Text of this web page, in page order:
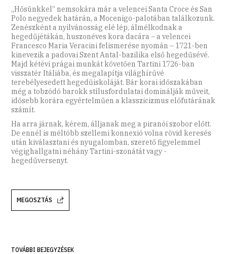
„Hősünkkel” nemsokára már a velencei Santa Croce és San
Polo negyedek határán, a Mocenigo-palotában találkozunk.
Zenészként a nyilvánosság elé lép, álmélkodnak a
hegedűjétákán, huszonéves kora dacára – a velencei
Francesco Maria Veracini felismerése nyomán – 1721-ben
kinevezik a padovai Szent Antal-bazilika első hegedűsévé.
Majd kétévi prágai munkát követően Tartini 1726-ban
visszatér Itáliába, és megalapítja világhírűvé
terebélyesedett hegedűiskoláját. Bár korai időszakában
még a tobzódó barokk stílusfordulatai dominálják műveit,
idősebb korára egyértelműen a klasszicizmus előfutárának
számít.
Ha arra járnak, kérem, álljanak meg a piranói szobor előtt.
De ennél is méltóbb szellemi konnexió volna rövid keresés
után kiválasztani és nyugalomban, szerető figyelemmel
végighallgatni néhány Tartini-szo­nátát vagy -
hegedűversenyt.
MEGOSZTÁS
TOVÁBBI BEJEGYZÉSEK